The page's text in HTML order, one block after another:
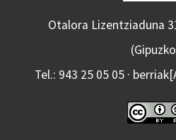
Otalora Lizentziaduna
Tel.: 943 25 05 05 ·